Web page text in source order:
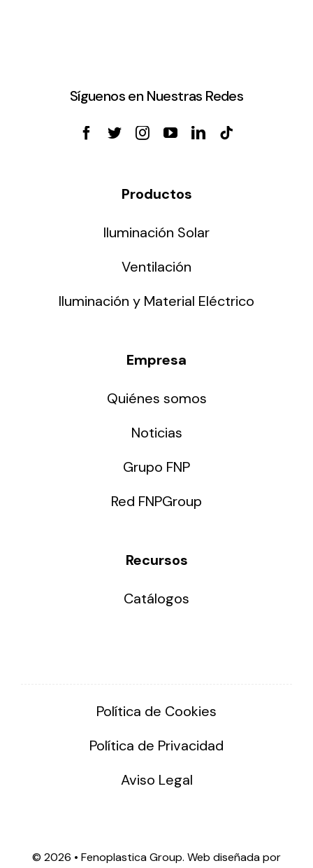
Síguenos en Nuestras Redes
Productos
Iluminación Solar
Ventilación
Iluminación y Material Eléctrico
Empresa
Quiénes somos
Noticias
Grupo FNP
Red FNPGroup
Recursos
Catálogos
Política de Cookies
Política de Privacidad
Aviso Legal
© 2026 • Fenoplastica Group. Web diseñada por